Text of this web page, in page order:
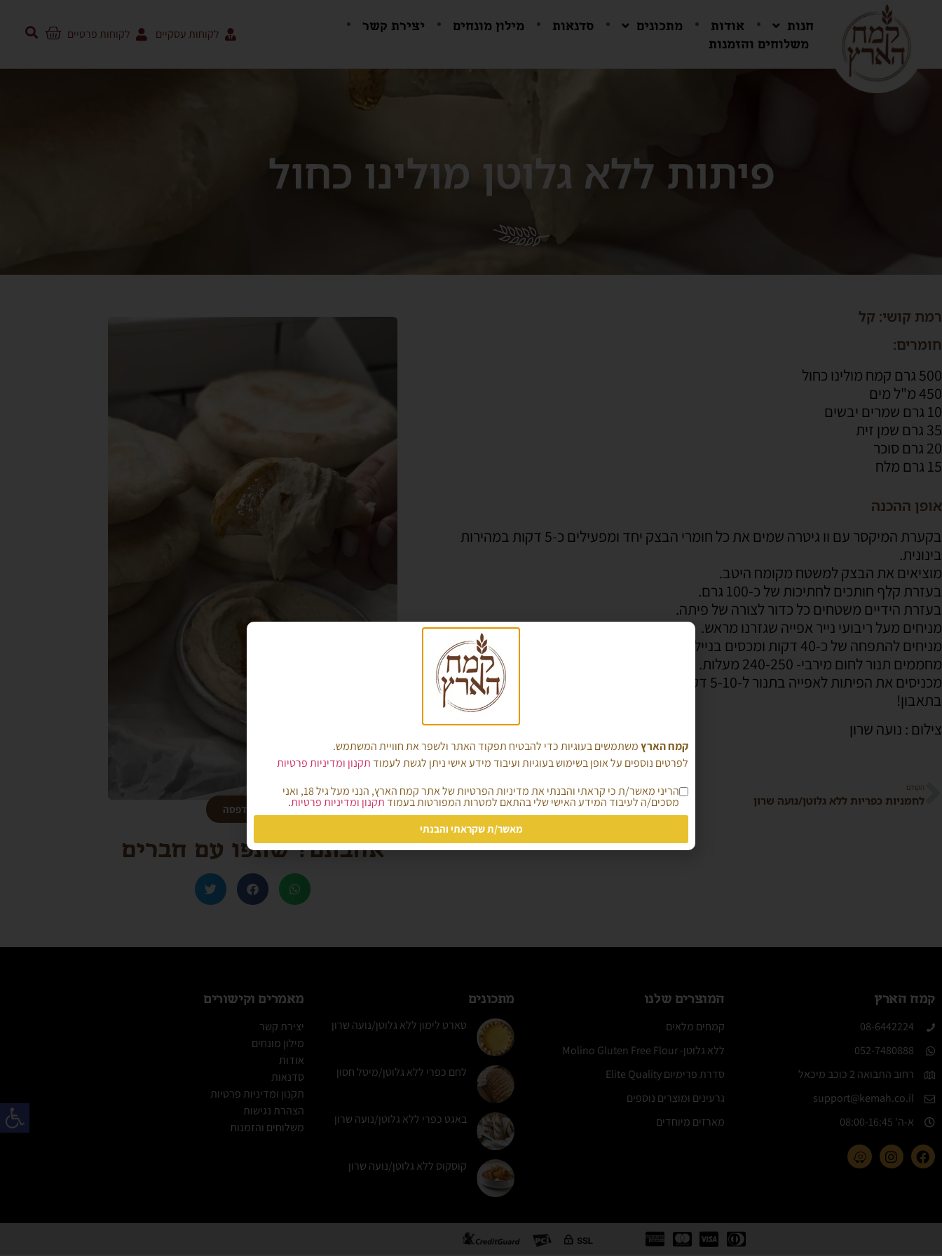
חנות אודות מתכונים סדנאות מילון מונחים
יצירת קשר
משלוחים והזמנות
לקוחות עסקיים לקוחות פרטיים
פיתות ללא גלוטן מולינו כחול
רמת קושי: קל
חומרים:
500 גרם קמח מולינו כחול
450 מ"ל מים
10 גרם שמרים יבשים
35 גרם שמן זית
20 גרם סוכר
15 גרם מלח
אופן ההכנה
בקערת המיקסר עם וו גיטרה שמים את כל חומרי הבצק יחד ומפעילים כ-5 דקות במהירות
בינונית.
מוציאים את הבצק למשטח מקומח היטב.
בעזרת קלף חותכים לחתיכות של כ-100 גרם.
בעזרת הידיים משטחים כל כדור לצורה של פיתה.
מניחים מעל ריבועי נייר אפייה שגזרנו מראש.
מניחים להתפחה של כ-40 דקות ומכסים בניילון נצמד/ מגבת.
מחממים תנור לחום מירבי- 240-250 מעלות.
מכניסים את הפיתות לאפייה בתנור ל-5-10 דקות עד להזהבה קלה.
בתאבון!
צילום : נועה שרון
הקודם
לחמניות כפריות ללא גלוטן/נועה שרון
הבא
לחמניות ללא גלוטן מולינו ירוק
הורדה/הדפסה
אהבתם? שתפו עם חברים
קמח הארץ
08-6442224​
052-7480888
רחוב התבואה 2 כוכב מיכאל
support@kemah.co.il
א-ה' 08:00-16:45​
המוצרים שלנו
קמחים מלאים
ללא גלוטן- Molino Gluten Free Flour
סדרת פרימיום Elite Quality
גרעינים ומוצרים נוספים
מארזים מיוחדים
מתכונים
טארט לימון ללא גלוטן/נועה שרון
לחם כפרי ללא גלוטן/מיטל חסון
באגט כפרי ללא גלוטן/נועה שרון
קוסקוס ללא גלוטן/נועה שרון
מאמרים וקישורים
יצירת קשר
מילון מונחים
אודות
סדנאות
תקנון ומדיניות פרטיות
הצהרת נגישות
משלוחים והזמנות
קמח הארץמשתמשים בעוגיות כדי להבטיח תפקוד האתר ולשפר את חוויית המשתמש.
לפרטים נוספים על אופן בשימוש בעוגיות ועיבוד מידע אישי ניתן לגשת לעמודתקנון ומדיניות פרטיות
הריני מאשר/ת כי קראתי והבנתי את מדיניות הפרטיות של אתר קמח הארץ, הנני מעל גיל 18, ואני
מסכים/ה לעיבוד המידע האישי שלי בהתאם למטרות המפורטות בעמודתקנון ומדיניות פרטיות.
מאשר/ת שקראתי והבנתי